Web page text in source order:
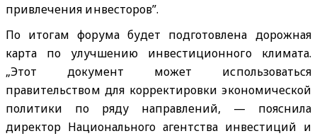
привлечения инвесторов”.
По итогам форума будет подготовлена дорожная
карта по улучшению инвестиционного климата.
„Этот документ может использоваться
правительством для корректировки экономической
политики по ряду направлений, — пояснила
директор Национального агентства инвестиций и